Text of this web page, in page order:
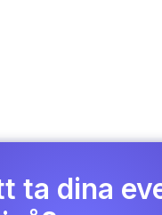
ta dina